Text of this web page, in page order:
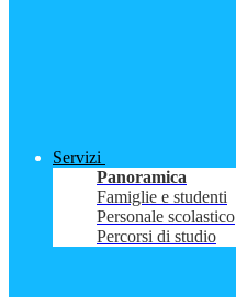
Servizi
Panoramica
Famiglie e studenti
Personale scolastico
Percorsi di studio